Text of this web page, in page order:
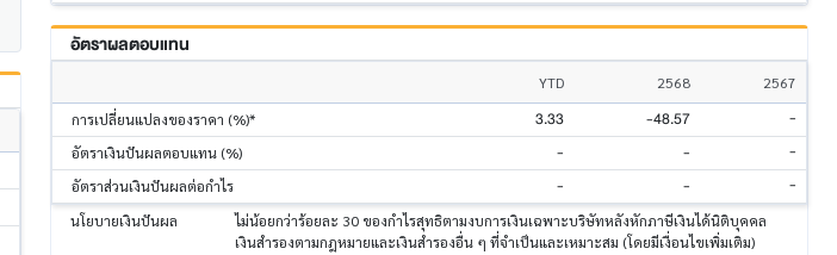
อัตราผลตอบแทน
YTD 2568
2567
การเปลี่ยนแปลงของราคา (%)*
3.33 -48.57 -
อัตราเงินปันผลตอบแทน (%) - - -
อัตราส่วนเงินปันผลต่อกำไร - - -
นโยบายเงินปันผล
ไม่น้อยกว่าร้อยละ 30 ของกำไรสุทธิตามงบการเงินเฉพาะบริษัทหลังหักภาษีเงินได้นิติบุคคล
เงินสำรองตามกฎหมายและเงินสำรองอื่น ๆ ที่จำเป็นและเหมาะสม (โดยมีเงื่อนไขเพิ่มเติม)